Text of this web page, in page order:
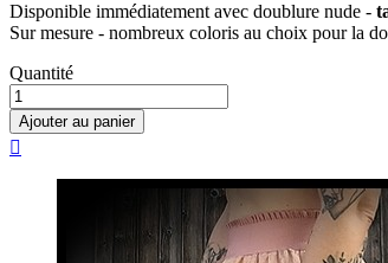
Disponible immédiatement avec doublure nude -
Sur mesure - nombreux coloris au choix pour la
Quantité
Ajouter au panier
